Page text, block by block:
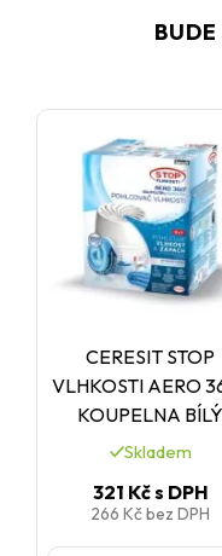
CERESIT STOP
VLHKOSTI AERO
KOUPELNA BÍLÝ
Skladem
321 Kčs DPH
266 Kčbez DPH